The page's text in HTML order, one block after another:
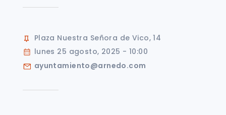
Plaza Nuestra Señora de Vico, 14
lunes 25 agosto, 2025 - 10:00
ayuntamiento@arnedo.com